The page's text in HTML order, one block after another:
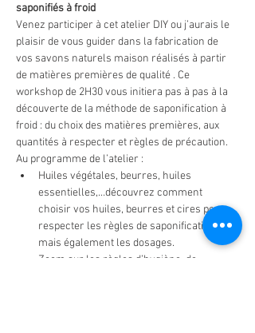
saponifiés à froid
Venez participer à cet atelier DIY ou j’aurais le
plaisir de vous guider dans la fabrication de
vos savons naturels maison réalisés à partir
de matières premières de qualité . Ce
workshop de 2H30 vous initiera pas à pas à la
découverte de la méthode de saponification à
froid : du choix des matières premières, aux
quantités à respecter et règles de précaution.
Au programme de l’atelier :
Huiles végétales, beurres, huiles
essentielles,…découvrez comment
choisir vos huiles, beurres et cires pour
respecter les règles de saponification
mais également les dosages.
Zoom sur les règles d’hygiène, de